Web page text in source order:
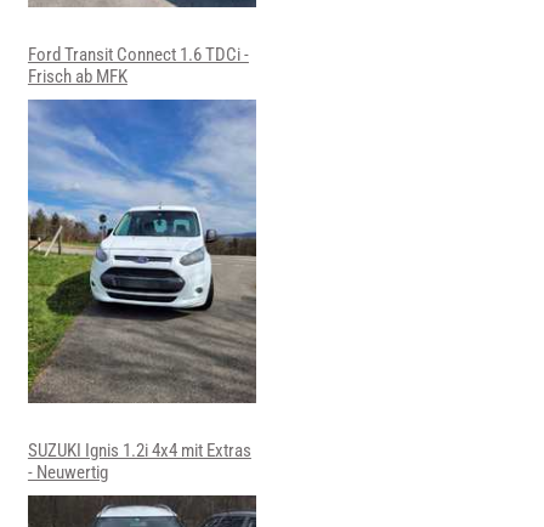
Ford Transit Connect 1.6 TDCi -
Frisch ab MFK
SUZUKI Ignis 1.2i 4x4 mit Extras
- Neuwertig